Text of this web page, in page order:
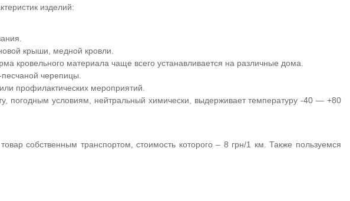
изделий:
крыши, медной кровли.
кровельного материала чаще всего устанавливается на различные дома.
черепицы.
профилактических мероприятий.
погодным условиям, нейтральный химически, выдерживает температуру -40 — +80
собственным транспортом, стоимость которого – 8 грн/1 км. Также пользуемся